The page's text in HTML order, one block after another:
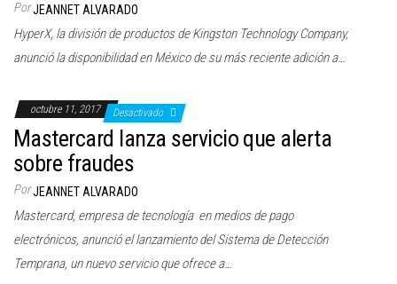
PorJEANNET ALVARADO
HyperX, la división de productos de Kingston Technology Company,
anunció la disponibilidad en México de su más reciente adición a…
octubre 11, 2017 Desactivado
Mastercard lanza servicio que alerta
sobre fraudes
PorJEANNET ALVARADO
Mastercard, empresa de tecnología en medios de pago
electrónicos, anunció el lanzamiento del Sistema de Detección
Temprana, un nuevo servicio que ofrece a…